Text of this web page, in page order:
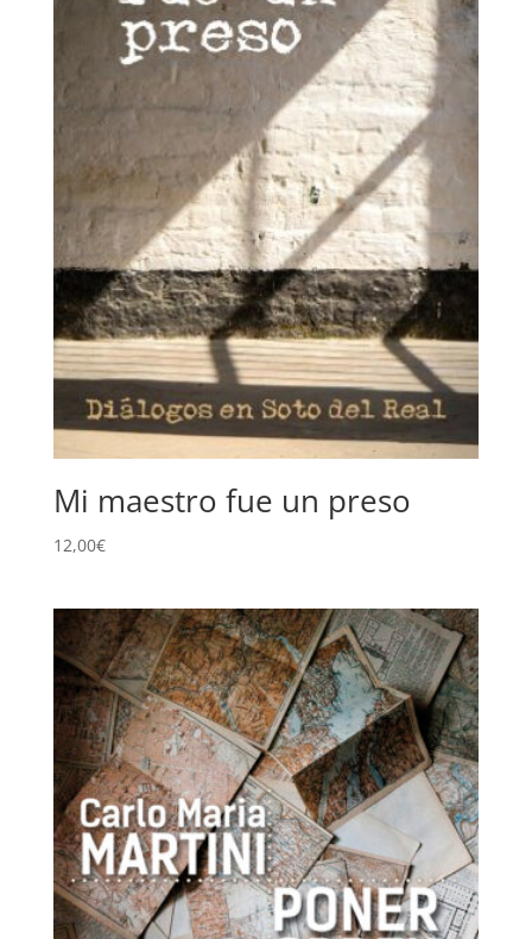
Mi maestro fue un preso
12,00€